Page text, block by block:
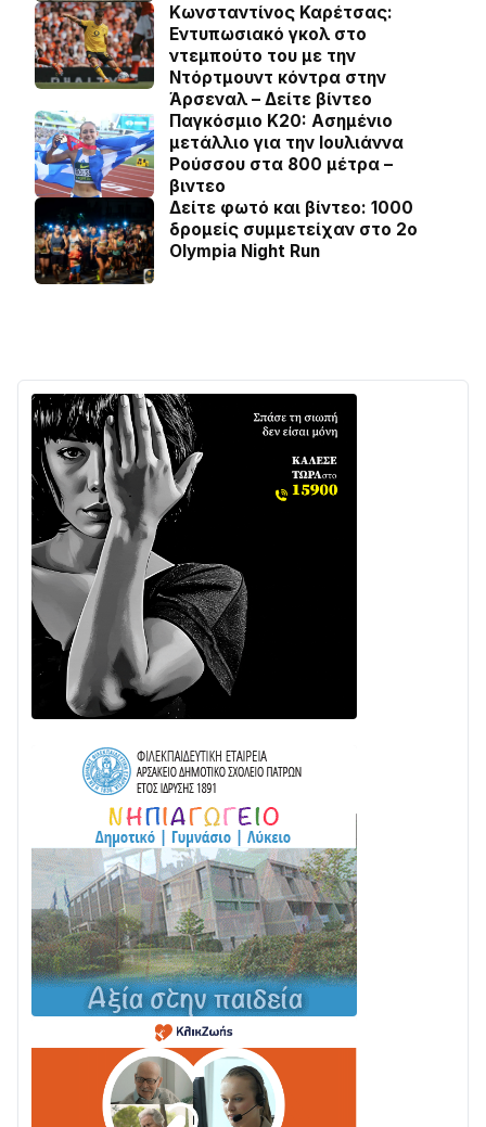
Κωνσταντίνος Καρέτσας:
Εντυπωσιακό γκολ στο
ντεμπούτο του με την
Ντόρτμουντ κόντρα στην
Άρσεναλ – Δείτε βίντεο
Παγκόσμιο Κ20: Ασημένιο
μετάλλιο για την Ιουλιάννα
Ρούσσου στα 800 μέτρα –
βιντεο
Δείτε φωτό και βίντεο: 1000
δρομείς συμμετείχαν στο 2ο
Olympia Night Run